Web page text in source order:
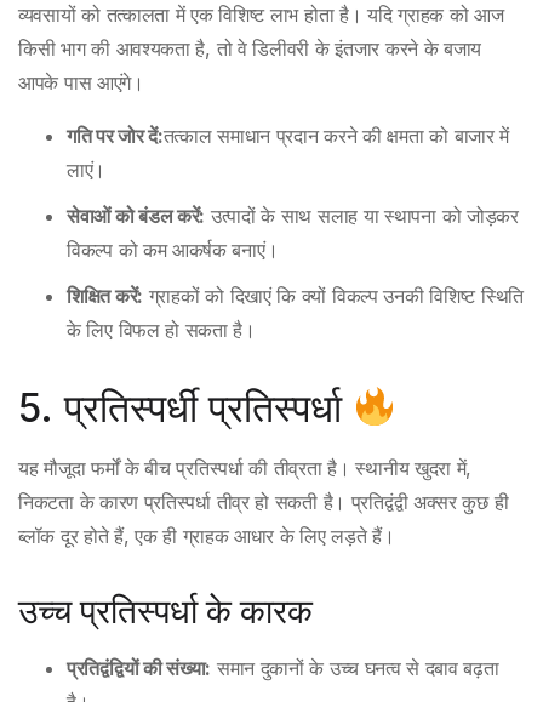
व्यवसायों को तत्कालता में एक विशिष्ट लाभ होता है। यदि ग्राहक को आज
किसी भाग की आवश्यकता है, तो वे डिलीवरी के इंतजार करने के बजाय
आपके पास आएंगे।
गति पर जोर दें:तत्काल समाधान प्रदान करने की क्षमता को बाजार में
लाएं।
सेवाओं को बंडल करें: उत्पादों के साथ सलाह या स्थापना को जोड़कर
विकल्प को कम आकर्षक बनाएं।
शिक्षित करें: ग्राहकों को दिखाएं कि क्यों विकल्प उनकी विशिष्ट स्थिति
के लिए विफल हो सकता है।
5. प्रतिस्पर्धी प्रतिस्पर्धा
यह मौजूदा फर्मों के बीच प्रतिस्पर्धा की तीव्रता है। स्थानीय खुदरा में,
निकटता के कारण प्रतिस्पर्धा तीव्र हो सकती है। प्रतिद्वंद्वी अक्सर कुछ ही
ब्लॉक दूर होते हैं, एक ही ग्राहक आधार के लिए लड़ते हैं।
उच्च प्रतिस्पर्धा के कारक
प्रतिद्वंद्वियों की संख्या: समान दुकानों के उच्च घनत्व से दबाव बढ़ता